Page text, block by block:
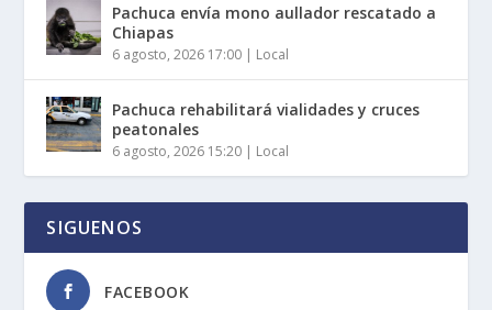
Pachuca envía mono aullador rescatado a
Chiapas
6 agosto, 2026 17:00 | Local
Pachuca rehabilitará vialidades y cruces
peatonales
6 agosto, 2026 15:20 | Local
SIGUENOS
FACEBOOK